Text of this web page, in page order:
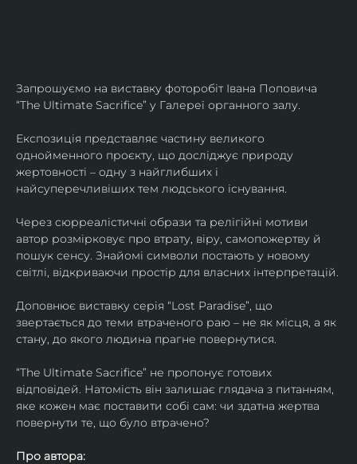
Запрошуємо на виставку фоторобіт Івана Поповича
“The Ultimate Sacrifice” у Галереї органного залу.
Експозиція представляє частину великого
однойменного проєкту, що досліджує природу
жертовності – одну з найглибших і
найсуперечливіших тем людського існування.
Через сюрреалістичні образи та релігійні мотиви
автор розмірковує про втрату, віру, самопожертву й
пошук сенсу. Знайомі символи постають у новому
світлі, відкриваючи простір для власних інтерпретацій.
Доповнює виставку серія “Lost Paradise”, що
звертається до теми втраченого раю – не як місця, а як
стану, до якого людина прагне повернутися.
“The Ultimate Sacrifice” не пропонує готових
відповідей. Натомість він залишає глядача з питанням,
яке кожен має поставити собі сам: чи здатна жертва
повернути те, що було втрачено?
Про автора: